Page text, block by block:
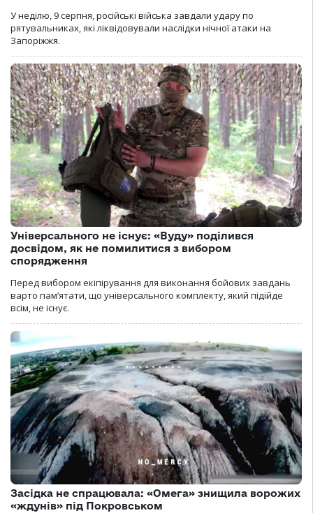
У неділю, 9 серпня, російські війська завдали удару по
рятувальниках, які ліквідовували наслідки нічної атаки на
Запоріжжя.
Універсального не існує: «Вуду» поділився
досвідом, як не помилитися з вибором
спорядження
Перед вибором екіпірування для виконання бойових завдань
варто пам’ятати, що універсального комплекту, який підійде
всім, не існує.
Засідка не спрацювала: «Омега» знищила ворожих
«ждунів» під Покровськом